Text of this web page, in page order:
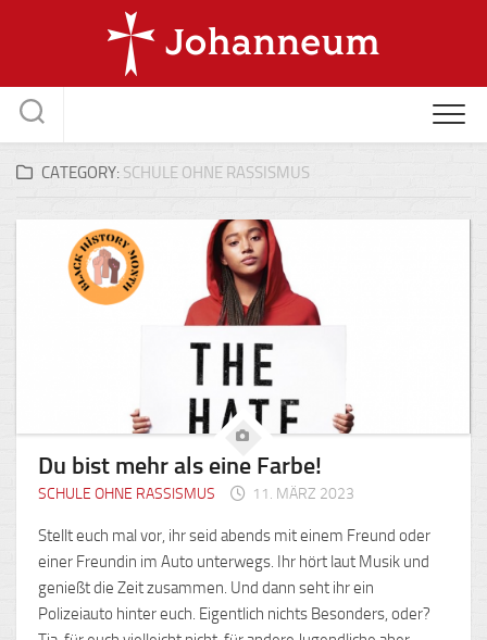
CATEGORY: SCHULE OHNE RASSISMUS
Du bist mehr als eine Farbe!
SCHULE OHNE RASSISMUS 11. MÄRZ 2023
Stellt euch mal vor, ihr seid abends mit einem Freund oder
einer Freundin im Auto unterwegs. Ihr hört laut Musik und
genießt die Zeit zusammen. Und dann seht ihr ein
Polizeiauto hinter euch. Eigentlich nichts Besonders, oder?